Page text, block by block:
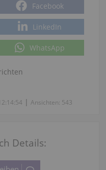
Facebook
LinkedIn
WhatsApp
| Ansichten: 543
Details: